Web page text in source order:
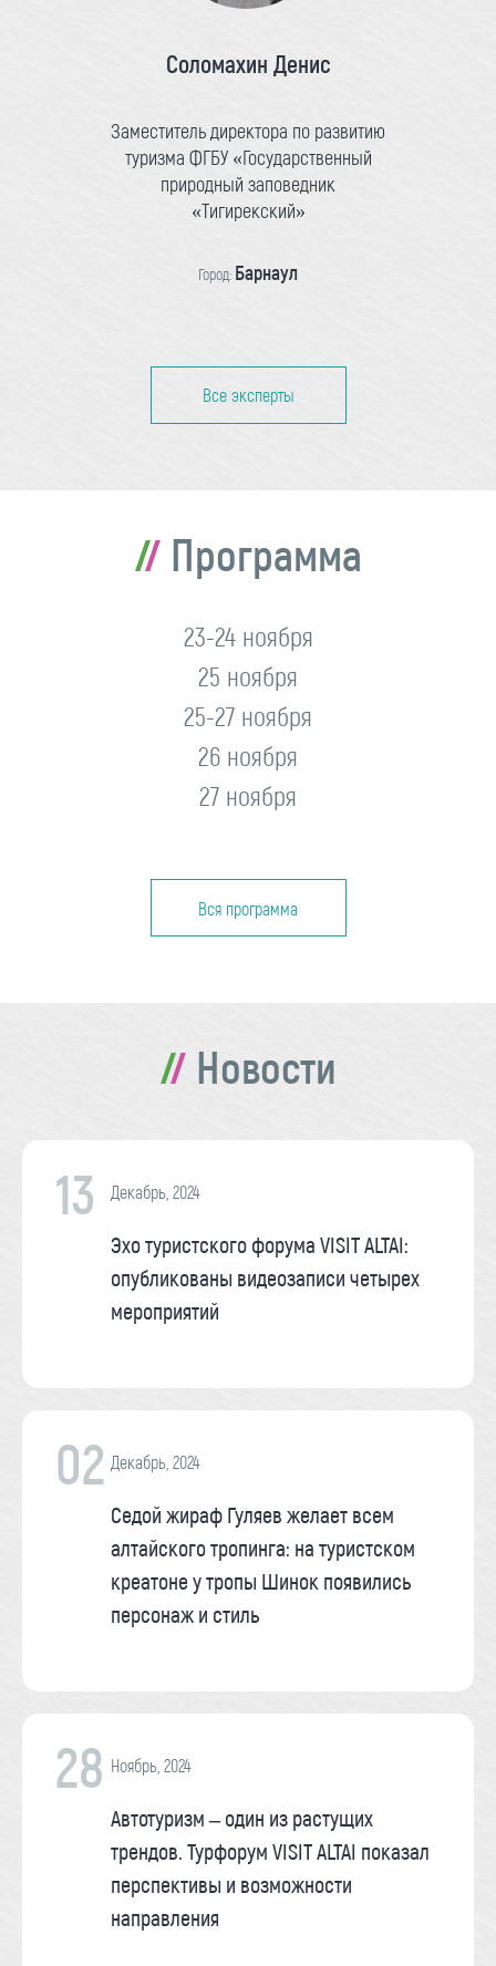
Соломахин Денис
Заместитель директора по развитию
туризма ФГБУ «Государственный
природный заповедник
«Тигирекский»
Город: Барнаул
Все эксперты
Программа
23-24 ноября
25 ноября
25-27 ноября
26 ноября
27 ноября
Вся программа
Новости
13 Декабрь, 2024
Эхо туристского форума VISIT ALTAI:
опубликованы видеозаписи четырех
мероприятий
02 Декабрь, 2024
Седой жираф Гуляев желает всем
алтайского тропинга: на туристском
креатоне у тропы Шинок появились
персонаж и стиль
28 Ноябрь, 2024
Автотуризм – один из растущих
трендов. Турфорум VISIT ALTAI показал
перспективы и возможности
направления